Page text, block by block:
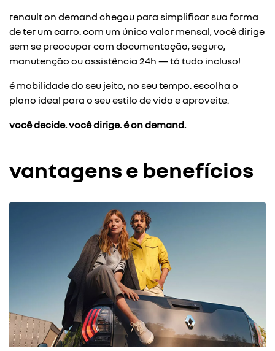
renault on demand chegou para simplificar sua forma
de ter um carro. com um único valor mensal, você dirige
sem se preocupar com documentação, seguro,
manutenção ou assistência 24h — tá tudo incluso!
é mobilidade do seu jeito, no seu tempo. escolha o
plano ideal para o seu estilo de vida e aproveite.
você decide. você dirige. é on demand.
vantagens e benefícios